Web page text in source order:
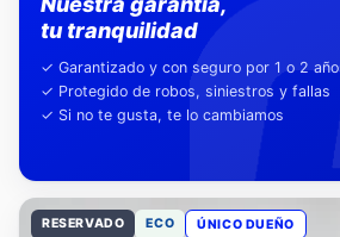
Nuestra garantía,
✓ Garantizado y con seguro por 1 o 2 años
✓ Protegido de robos, siniestros y fallas